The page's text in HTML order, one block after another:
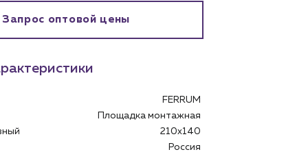
Запрос оптовой цены
FERRUM
Площадка монтажная
210x140
Россия